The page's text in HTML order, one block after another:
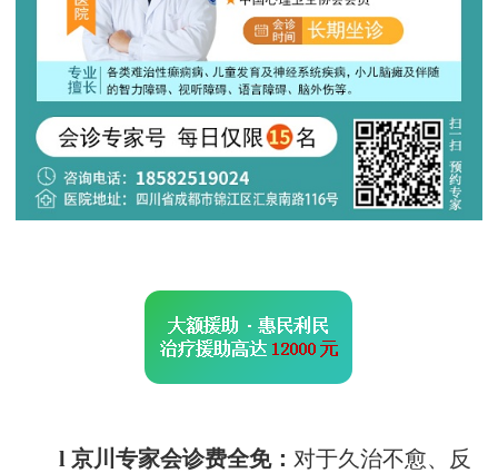
l 京川专家会诊费全免：对于久治不愈、反